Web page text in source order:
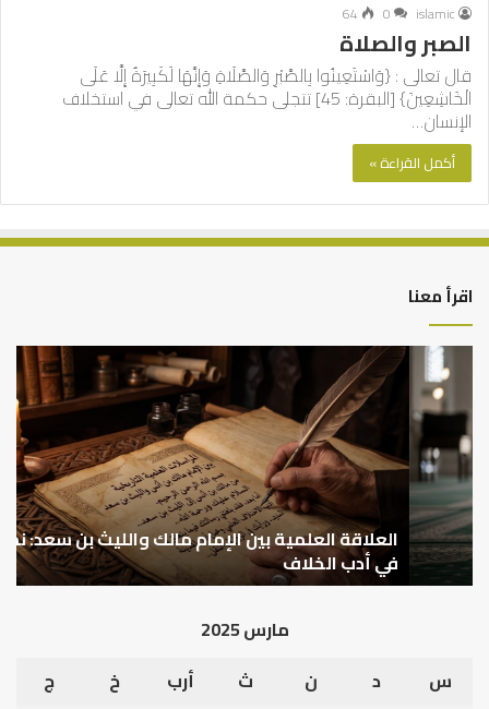
islamic
0
64
الصبر والصلاة
قال تعالى : {وَاسْتَعِينُوا بِالصَّبْرِ وَالصَّلَاةِ وَإِنَّهَا لَكَبِيرَةٌ إِلَّا عَلَى
الْخَاشِعِينَ} [البقرة: 45] تتجلى حكمة الله تعالى في استخلاف
الإنسان…
أكمل القراءة »
اقرأ معنا
العلاقة
العلمية
الإمام
مالك
والليث
بن
سعد:
نموذج
في
أدب
العلاقة العلمية بين الإمام مالك والليث بن سعد: نموذج
في أدب الخلاف
..
ما
مارس 2025
س
د ن ث أرب خ
ج